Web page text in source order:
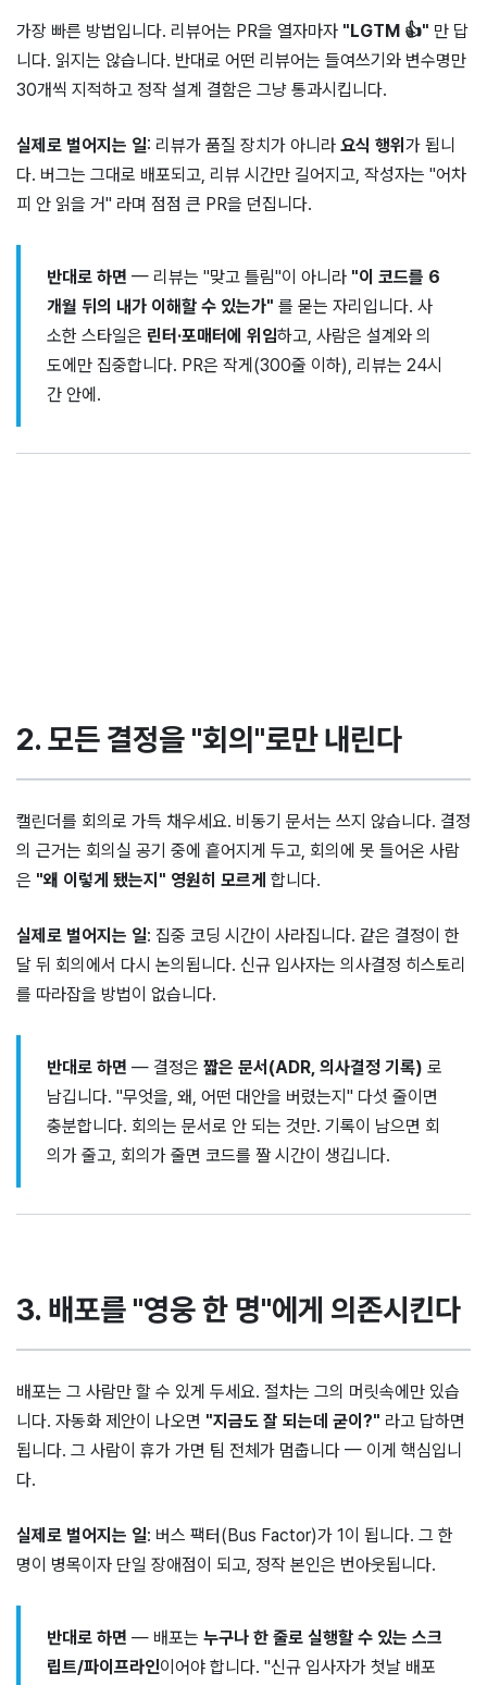
가장 빠른 방법입니다. 리뷰어는 PR을 열자마자 "LGTM 👍" 만 답
니다. 읽지는 않습니다. 반대로 어떤 리뷰어는 들여쓰기와 변수명만
30개씩 지적하고 정작 설계 결함은 그냥 통과시킵니다.
실제로 벌어지는 일: 리뷰가 품질 장치가 아니라 요식 행위 가 됩니
다. 버그는 그대로 배포되고, 리뷰 시간만 길어지고, 작성자는 "어차
피 안 읽을 거" 라며 점점 큰 PR을 던집니다.
반대로 하면 — 리뷰는 "맞고 틀림"이 아니라 "이 코드를 6
개월 뒤의 내가 이해할 수 있는가" 를 묻는 자리입니다. 사
소한 스타일은 린터·포매터에 위임하고, 사람은 설계와 의
도에만 집중합니다. PR은 작게(300줄 이하), 리뷰는 24시
간 안에.
2. 모든 결정을 "회의"로만 내린다
캘린더를 회의로 가득 채우세요. 비동기 문서는 쓰지 않습니다. 결정
의 근거는 회의실 공기 중에 흩어지게 두고, 회의에 못 들어온 사람
은 "왜 이렇게 됐는지" 영원히 모르게 합니다.
실제로 벌어지는 일: 집중 코딩 시간이 사라집니다. 같은 결정이 한
달 뒤 회의에서 다시 논의됩니다. 신규 입사자는 의사결정 히스토리
를 따라잡을 방법이 없습니다.
반대로 하면 — 결정은 짧은 문서(ADR, 의사결정 기록) 로
남깁니다. "무엇을, 왜, 어떤 대안을 버렸는지" 다섯 줄이면
충분합니다. 회의는 문서로 안 되는 것만. 기록이 남으면 회
의가 줄고, 회의가 줄면 코드를 짤 시간이 생깁니다.
3. 배포를 "영웅 한 명"에게 의존시킨다
배포는 그 사람만 할 수 있게 두세요. 절차는 그의 머릿속에만 있습
니다. 자동화 제안이 나오면 "지금도 잘 되는데 굳이?" 라고 답하면
됩니다. 그 사람이 휴가 가면 팀 전체가 멈춥니다 — 이게 핵심입니
다.
실제로 벌어지는 일: 버스 팩터(Bus Factor)가 1이 됩니다. 그 한
명이 병목이자 단일 장애점이 되고, 정작 본인은 번아웃됩니다.
반대로 하면 — 배포는 누구나 한 줄로 실행할 수 있는 스크
립트/파이프라인이어야 합니다. "신규 입사자가 첫날 배포